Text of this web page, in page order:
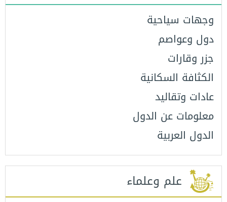
وجهات سياحية
دول وعواصم
جزر وقارات
الكثافة السكانية
عادات وتقاليد
معلومات عن الدول
الدول العربية
علم وعلماء